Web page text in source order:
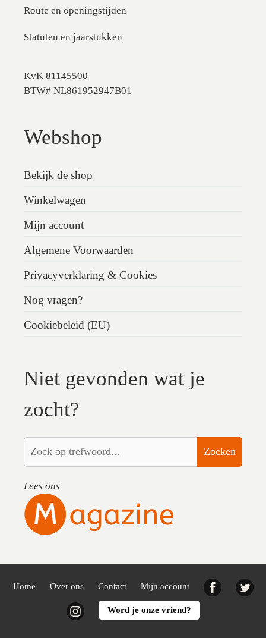
Route en openingstijden
Statuten en jaarstukken
KvK 81145500
BTW# NL861952947B01
Webshop
Bekijk de shop
Winkelwagen
Mijn account
Algemene Voorwaarden
Privacyverklaring & Cookies
Nog vragen?
Cookiebeleid (EU)
Niet gevonden wat je
zocht?
Zoeken
Lees ons
Home Over ons Contact Mijn account Facebook
InstagramWord je onze vriend?